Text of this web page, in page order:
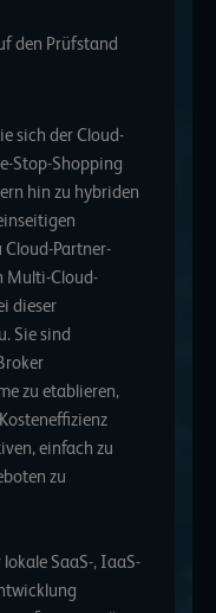
den Prüfstand
sich der Cloud-
Stop-Shopping
hin zu hybriden
Cloud-Partner-
Multi-Cloud-
dieser
Sie sind
zu etablieren,
einfach zu
zu
SaaS-, IaaS-